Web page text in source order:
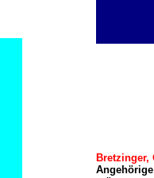
Bretzinger,